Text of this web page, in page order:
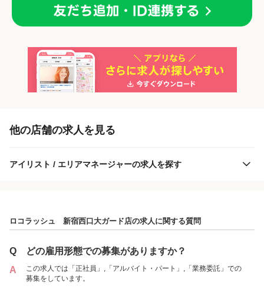
「正社員」を募集している店舗
各店舗の特色（詳しい給与、一緒に働くスタッフ、サービスメニュー、客層
など）が見られます
「アルバイト・パート」を募集している店舗
各店舗の特色（詳しい給与、一緒に働くスタッフ、サービスメニュー、客層
など）が見られます
「業務委託」を募集している店舗
各店舗の特色（詳しい給与、一緒に働くスタッフ、サービスメニュー、客層
など）が見られます
正社員
アルバイト・
パート
業務委託
他の店舗の求人を見る
アイリスト / エリアマネージャーの求人を探す
ロコラッシュ 新宿西口大ガード店の求人に関する質問
Q
どの雇用形態での募集がありますか？
A
この求人では「正社員」,「アルバイト・パート」,「業務委託」での
募集をしています。